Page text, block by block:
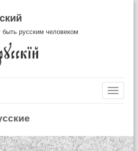
быть русским человеком